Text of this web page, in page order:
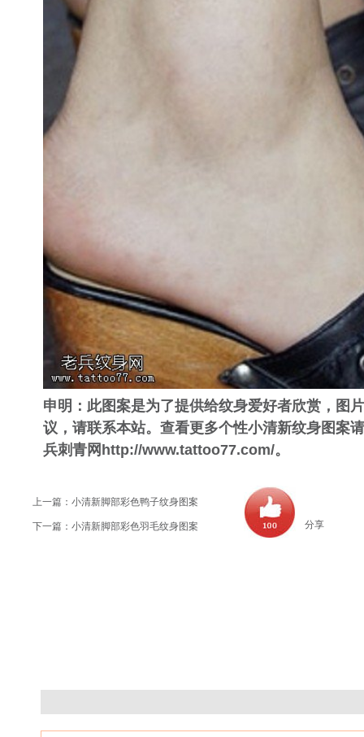
申明：此图案是为了提供给纹身爱好者欣赏，图
议，请联系本站。查看更多个性小清新纹身图案
兵刺青网 http://www.tattoo77.com/。
上一篇： 小清新脚部彩色鸭子纹身图案
下一篇： 小清新脚部彩色羽毛纹身图案 分享